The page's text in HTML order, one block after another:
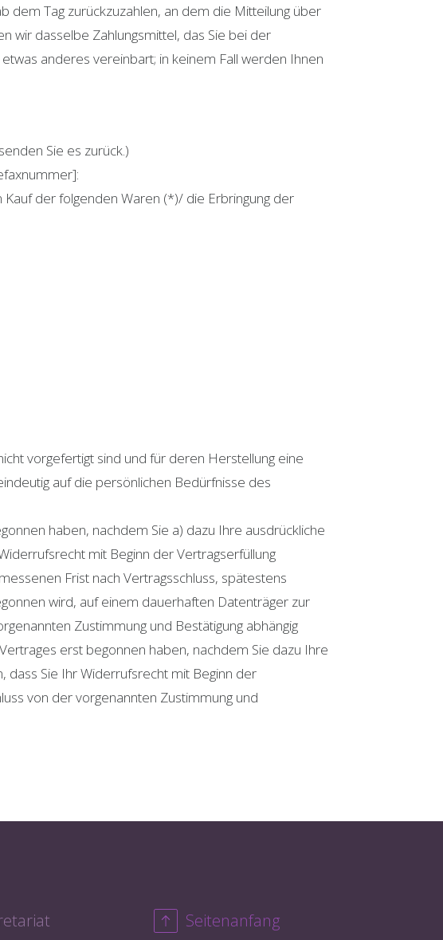
dem Tag zurückzuzahlen, an dem die Mitteilung über
wir dasselbe Zahlungsmittel, das Sie bei der
anderes vereinbart; in keinem Fall werden Ihnen
Sie es zurück.)
der folgenden Waren (*)/ die Erbringung der
vorgefertigt sind und für deren Herstellung eine
auf die persönlichen Bedürfnisse des
haben, nachdem Sie a) dazu Ihre ausdrückliche
mit Beginn der Vertragserfüllung
Frist nach Vertragsschluss, spätestens
wird, auf einem dauerhaften Datenträger zur
Zustimmung und Bestätigung abhängig
erst begonnen haben, nachdem Sie dazu Ihre
dass Sie Ihr Widerrufsrecht mit Beginn der
von der vorgenannten Zustimmung und
Seitenanfang